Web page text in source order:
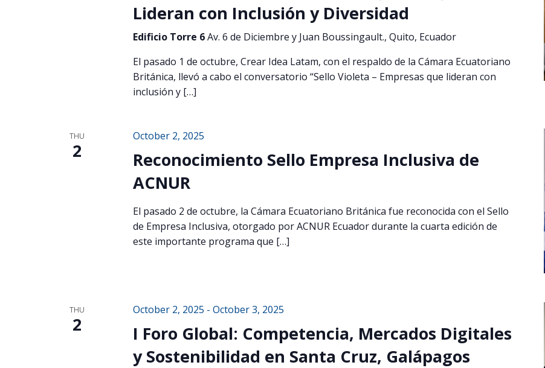
Lideran con Inclusión y Diversidad
Edificio Torre 6Av. 6 de Diciembre y Juan Boussingault., Quito, Ecuador
El pasado 1 de octubre, Crear Idea Latam, con el respaldo de la Cámara Ecuatoriano
Británica, llevó a cabo el conversatorio “Sello Violeta – Empresas que lideran con
inclusión y […]
THU
2
October 2, 2025
Reconocimiento Sello Empresa Inclusiva de
ACNUR
El pasado 2 de octubre, la Cámara Ecuatoriano Británica fue reconocida con el Sello
de Empresa Inclusiva, otorgado por ACNUR Ecuador durante la cuarta edición de
este importante programa que […]
THU
2
October 2, 2025 - October 3, 2025
I Foro Global: Competencia, Mercados Digitales
y Sostenibilidad en Santa Cruz, Galápagos